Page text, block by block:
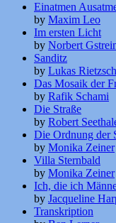
Einatmen
by Maxim Leo
Im ersten Licht
by Norbert
Sanditz
by Lukas
Das Mosaik der
by Rafik Schami
Die Straße
by Robert
Die Ordnung der
by Monika Zeiner
Villa Sternbald
by Monika Zeiner
Ich, die ich
by Jacqueline
Transkription